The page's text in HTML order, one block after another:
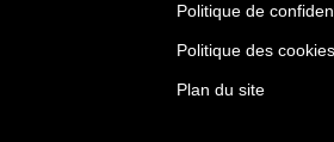
Politique de
Politique des cookies
Plan du site